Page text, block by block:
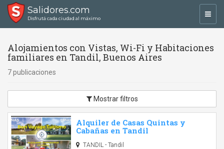
Salidores.com
Disfrutá cada ciudad al máximo
Alojamientos con Vistas, Wi-Fi y Habitaciones
familiares en Tandil, Buenos Aires
7 publicaciones
Mostrar filtros
Alquiler de Casas Quintas y
Cabañas en Tandil
TANDIL - Tandil